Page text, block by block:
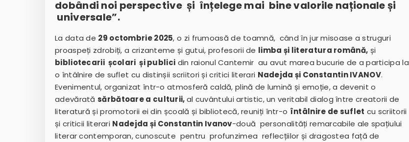
dobândi noi perspective și înțelege mai bine valorile naționale și
universale”.
La data de 29 octombrie 2025, o zi frumoasă de toamnă, când în jur misoase a struguri
proaspeți zdrobiți, a crizanteme și gutui, profesorii de limba și literatura română, și
bibliotecarii școlari și publici din raionul Cantemir au avut marea bucurie de a participa la
o întâlnire de suflet cu distinșii scriitori și critici literari Nadejda și Constantin IVANOV.
Evenimentul, organizat într-o atmosferă caldă, plină de lumină și emoție, a devenit o
adevăratăsărbătoare a culturii,al cuvântului artistic, un veritabil dialog între creatorii de
literatură și promotorii ei din școală și bibliotecă, reuniți într-o întâlnire de suflet cu scriitorii
și criticii literari Nadejda și Constantin Ivanov-două personalități remarcabile ale spațiului
literar contemporan, cunoscute pentru profunzimea reflecțiilor și dragostea față de